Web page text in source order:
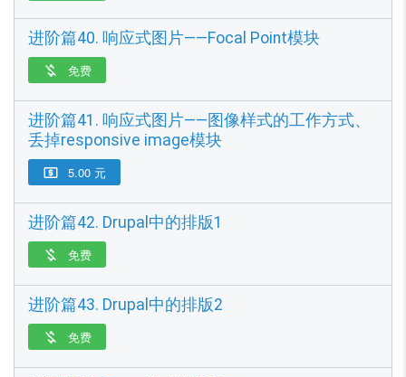
进阶篇40. 响应式图片——Focal Point模块
 免费
进阶篇41. 响应式图片——图像样式的工作方式、
丢掉responsive image模块
 5.00 元
进阶篇42. Drupal中的排版1
 免费
进阶篇43. Drupal中的排版2
 免费